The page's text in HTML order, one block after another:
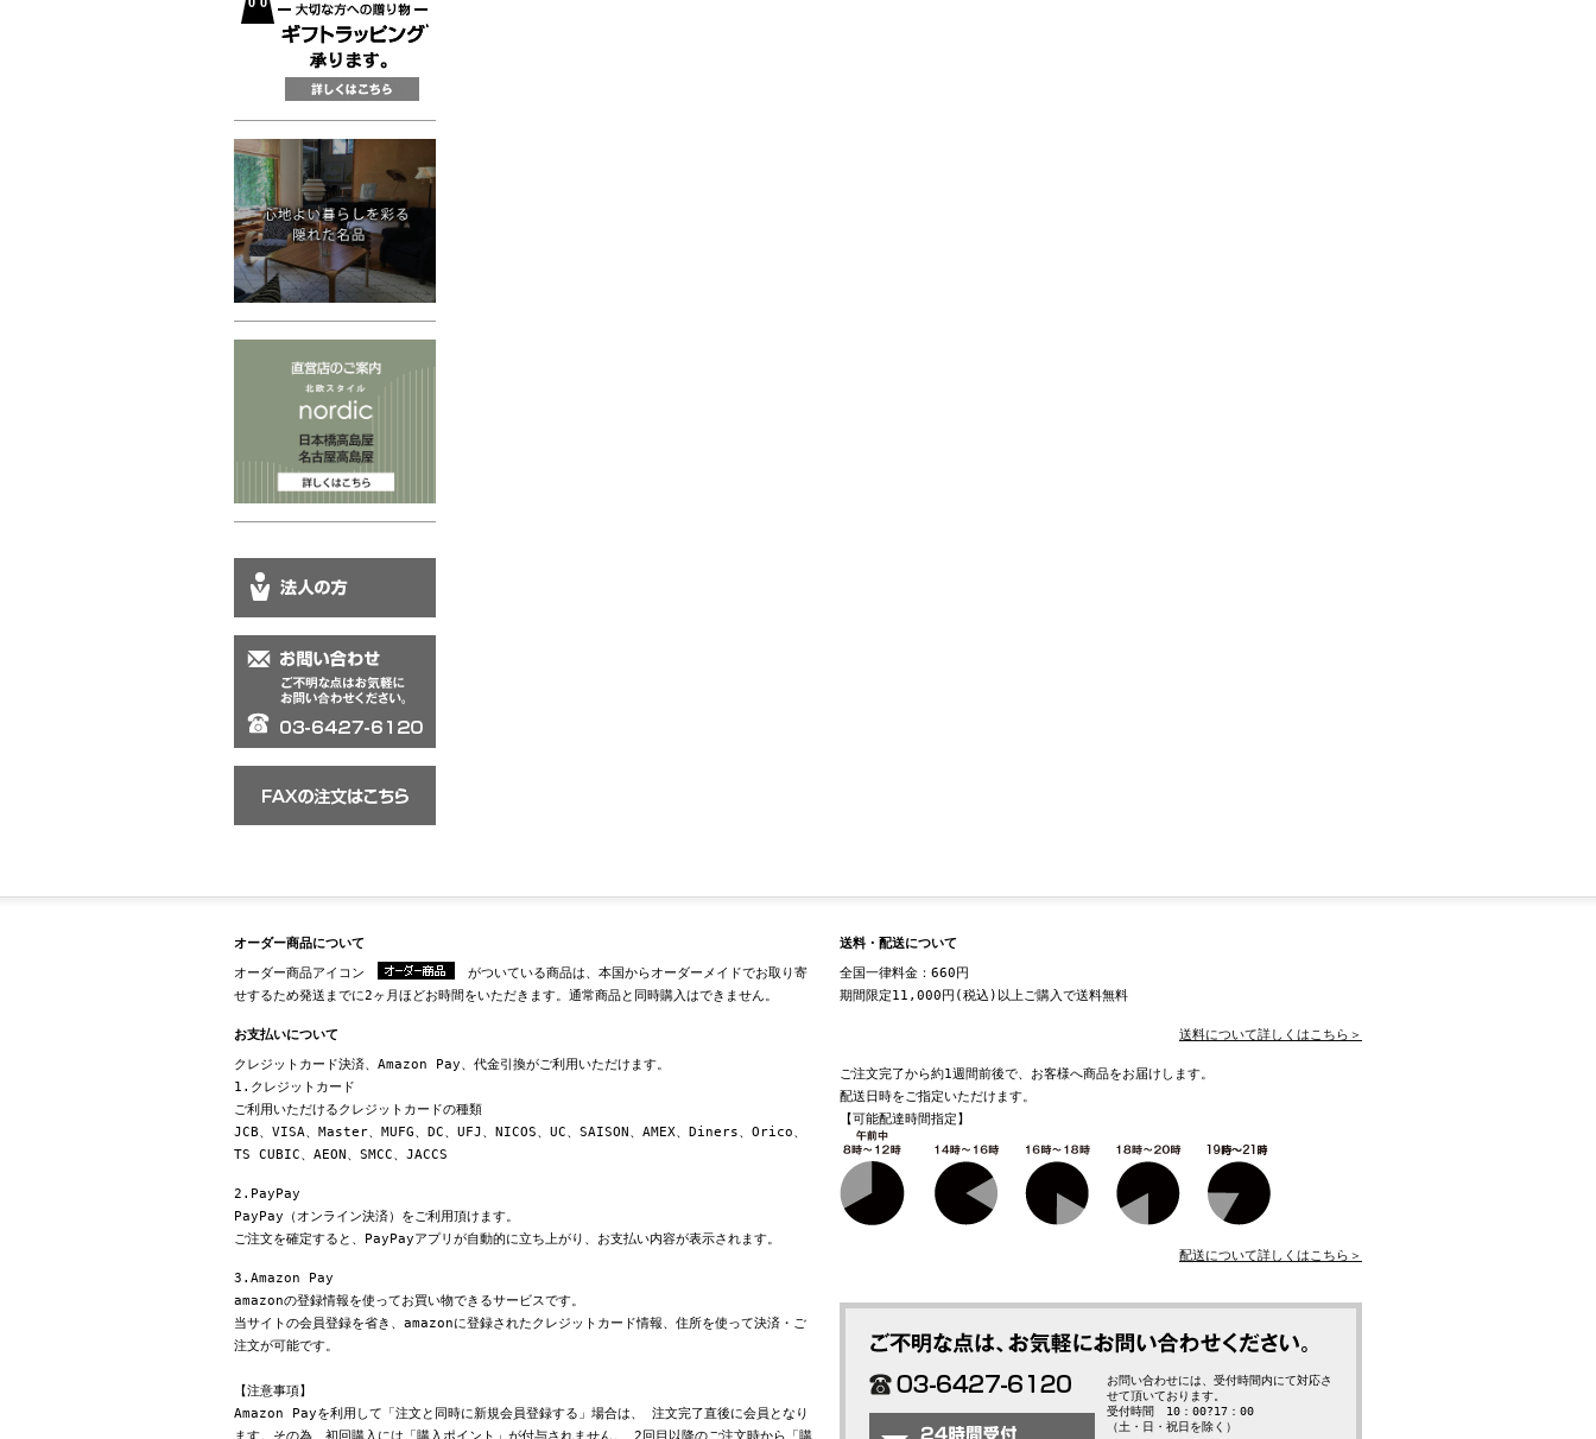
オーダー商品について
オーダー商品アイコン
がついている商品は、本国からオーダーメイドでお取り寄
せするため発送までに2ヶ月ほどお時間をいただきます。通常商品と同時購入はできません。
お支払いについて
クレジットカード決済、Amazon Pay、代金引換がご利用いただけます。
1.クレジットカード
ご利用いただけるクレジットカードの種類
JCB、VISA、Master、MUFG、DC、UFJ、NICOS、UC、SAISON、AMEX、Diners、Orico、
TS CUBIC、AEON、SMCC、JACCS
2.PayPay
PayPay（オンライン決済）をご利用頂けます。
ご注文を確定すると、PayPayアプリが自動的に立ち上がり、お支払い内容が表示されます。
3.Amazon Pay
amazonの登録情報を使ってお買い物できるサービスです。
当サイトの会員登録を省き、amazonに登録されたクレジットカード情報、住所を使って決済・ご
注文が可能です。
【注意事項】
Amazon Payを利用して「注文と同時に新規会員登録する」場合は、 注文完了直後に会員となり
送料・配送について
全国一律料金：660円
期間限定11,000円(税込)以上ご購入で送料無料
送料について詳しくはこちら＞
ご注文完了から約1週間前後で、お客様へ商品をお届けします。
配送日時をご指定いただけます。
【可能配達時間指定】
配送について詳しくはこちら＞
お問い合わせには、受付時間内にて対応さ
せて頂いております。
受付時間 10：00?17：00
（土・日・祝日を除く）